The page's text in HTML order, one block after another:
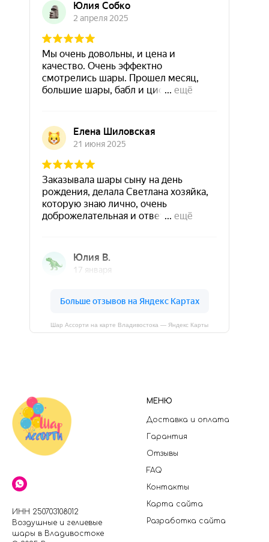
Шар Ассорти на карте Владивостока — Яндекс Карты
ИНН 250703108012
Воздушные и гелиевые
шары в Владивостоке
МЕНЮ
Доставка и оплата
Гарантия
Отзывы
FAQ
Контакты
Карта сайта
Разработка сайта